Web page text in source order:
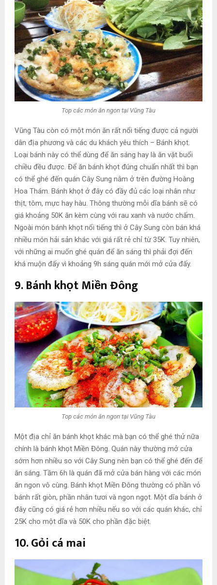
Top các món ăn ngon tại Vũng Tàu
Vũng Tàu còn có một món ăn rất nổi tiếng được cả người
dân địa phương và các du khách yêu thích – Bánh khọt.
Loại bánh này có thể dùng để ăn sáng hay là ăn vặt buổi
chiều đều được. Để ăn bánh khọt đúng chuẩn nhất thì bạn
có thể ghé đến quán Cây Sung nằm ở trên đường Hoàng
Hoa Thám. Bánh khọt ở đây có đầy đủ các loại nhân như
thịt, tôm, mực hay hàu. Thông thường mỗi dĩa bánh sẽ có
giá khoảng 50K ăn kèm cùng với rau xanh và nước chấm.
Ngoài món bánh khọt nổi tiếng thì ở Cây Sung còn bán khá
nhiều món hải sản khác với giá rất rẻ chỉ từ 35K. Tuy nhiên,
với những ai muốn ghé quán để ăn sáng thì phải đợi đến
khá muộn đấy vì khoảng 9h sáng quán mới mở cửa đấy.
9. Bánh khọt Miền Đông
Top các món ăn ngon tại Vũng Tàu
Một địa chỉ ăn bánh khọt khác mà bạn có thể ghé thử nữa
chính là bánh khọt Miền Đông. Quán này thường mở cửa
sớm hơn nhiều so với Cây Sung nên bạn có thể ghé đến để
ăn sáng. Tầm 6h là quán đã mở cửa bán hàng với các món
ăn ngon vô cùng. Bánh khọt Miền Đông thường có phần vỏ
bánh rất giòn, phần nhân tươi và ngon ngọt. Một dĩa bánh ở
đây cũng có giá rẻ hơn nhiều nếu so với các quán khác, chỉ
25K cho một dĩa và 50K cho phần đặc biệt.
10. Gỏi cá mai